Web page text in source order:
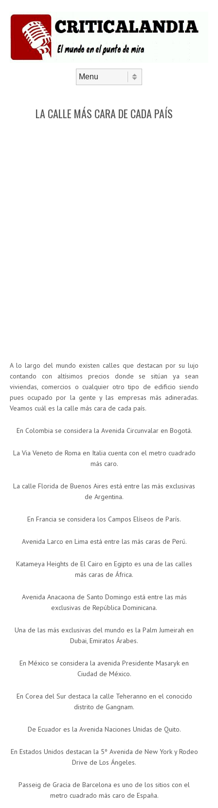
LA CALLE MÁS CARA DE CADA PAÍS
A lo largo del mundo existen calles que destacan por su lujo
contando con altísimos precios donde se sitúan ya sean
viviendas, comercios o cualquier otro tipo de edificio siendo
pues ocupado por la gente y las empresas más adineradas.
Veamos cuál es la calle más cara de cada país.
En Colombia se considera la Avenida Circunvalar en Bogotá.
La Via Veneto de Roma en Italia cuenta con el metro cuadrado
más caro.
La calle Florida de Buenos Aires está entre las más exclusivas
de Argentina.
En Francia se considera los Campos Elíseos de París.
Avenida Larco en Lima está entre las más caras de Perú.
Katameya Heights de El Cairo en Egipto es una de las calles
más caras de África.
Avenida Anacaona de Santo Domingo está entre las más
exclusivas de República Dominicana.
Una de las más exclusivas del mundo es la Palm Jumeirah en
Dubai, Emiratos Árabes.
En México se considera la avenida Presidente Masaryk en
Ciudad de México.
En Corea del Sur destaca la calle Teheranno en el conocido
distrito de Gangnam.
De Ecuador es la Avenida Naciones Unidas de Quito.
En Estados Unidos destacan la 5º Avenida de New York y Rodeo
Drive de Los Ángeles.
Passeig de Gracia de Barcelona es uno de los sitios con el
metro cuadrado más caro de España.